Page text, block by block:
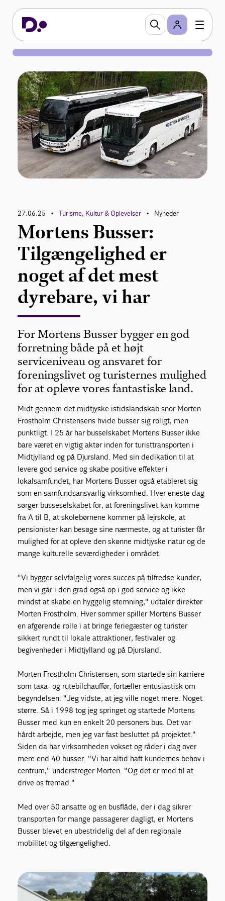
27.06.25 • Turisme, Kultur & Oplevelser • Nyheder
Mortens Busser:
Tilgængelighed er
noget af det mest
dyrebare, vi har
For Mortens Busser bygger en god
forretning både på et højt
serviceniveau og ansvaret for
foreningslivet og turisternes mulighed
for at opleve vores fantastiske land.
Midt gennem det midtjyske istidslandskab snor Morten
Frostholm Christensens hvide busser sig roligt, men
punktligt. I 25 år har busselskabet Mortens Busser ikke
bare været en vigtig aktør inden for turisttransporten i
Midtjylland og på Djursland. Med sin dedikation til at
levere god service og skabe positive effekter i
lokalsamfundet, har Mortens Busser også etableret sig
som en samfundsansvarlig virksomhed. Hver eneste dag
sørger busseselskabet for, at foreningslivet kan komme
fra A til B, at skolebørnene kommer på lejrskole, at
pensionister kan besøge sine nærmeste, og at turister får
mulighed for at opleve den skønne midtjyske natur og de
mange kulturelle seværdigheder i området.
"Vi bygger selvfølgelig vores succes på tilfredse kunder,
men vi går i den grad også op i god service og ikke
mindst at skabe en hyggelig stemning," udtaler direktør
Morten Frostholm. Hver sommer spiller Mortens Busser
en afgørende rolle i at bringe feriegæster og turister
sikkert rundt til lokale attraktioner, festivaler og
begivenheder i Midtjylland og på Djursland.
Morten Frostholm Christensen, som startede sin karriere
som taxa- og rutebilchauffør, fortæller entusiastisk om
begyndelsen: "Jeg vidste, at jeg ville noget mere. Noget
større. Så i 1998 tog jeg springet og startede Mortens
Busser med kun en enkelt 20 personers bus. Det var
hårdt arbejde, men jeg var fast besluttet på projektet."
Siden da har virksomheden vokset og råder i dag over
mere end 40 busser. "Vi har altid haft kundernes behov i
centrum," understreger Morten. "Og det er med til at
drive os fremad."
Med over 50 ansatte og en busflåde, der i dag sikrer
transporten for mange passagerer dagligt, er Mortens
Busser blevet en ubestridelig del af den regionale
mobilitet og tilgængelighed.